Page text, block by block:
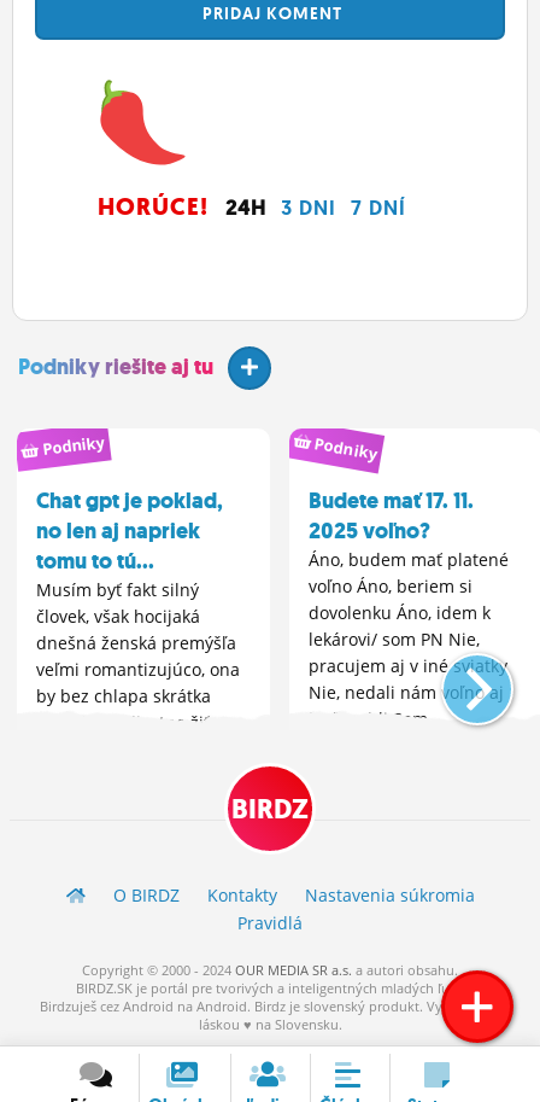
PRIDAJ KOMENT
HORÚCE! 24H 3 DNI 7 DNÍ
Podniky riešite aj tu
Podniky
Chat gpt je poklad,
no len aj napriek
tomu to tú...
Musím byť fakt silný
človek, však hocijaká
dnešná ženská premýšľa
veľmi romantizujúco, ona
by bez chlapa skrátka
nezvládala životne žiť
bude páčiť a jedine s tou
Podniky
Budete mať 17. 11.
2025 voľno?
Áno, budem mať platené
voľno Áno, beriem si
dovolenku Áno, idem k
lekárovi/ som PN Nie,
pracujem aj v iné sviatky
Nie, nedali nám voľno aj
keď mohli Som
BIRDZ
O BIRDZ Kontakty
Nastavenia súkromia
Pravidlá
Copyright © 2000 - 2024 OUR MEDIA SR a.s. a autori obsahu.
BIRDZ.SK je portál pre tvorivých a inteligentných mladých ľudí.
Birdzuješ cez Android na Android. Birdz je slovenský produkt. Vytvorené s
láskou ♥ na Slovensku.